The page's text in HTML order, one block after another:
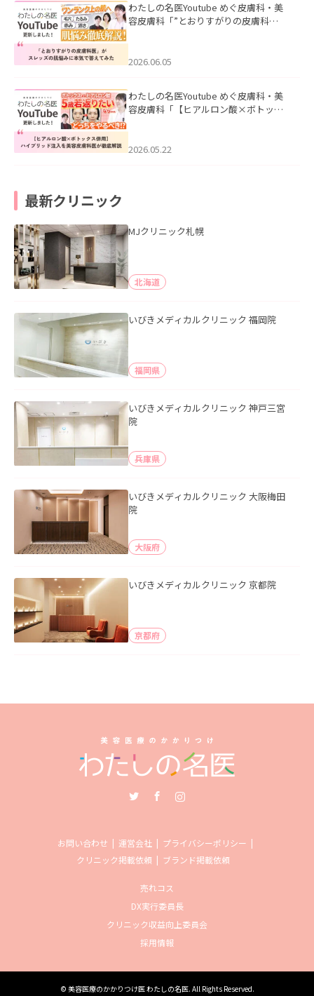
わたしの名医Youtube めぐ皮膚科・美
容皮膚科「”とおりすがりの皮膚科
2026.06.05
わたしの名医Youtube めぐ皮膚科・美
容皮膚科「【ヒアルロン酸×ボトック
た。
2026.05.22
最新クリニック
MJクリニック札幌
北海道
いびきメディカルクリニック 福岡院
福岡県
いびきメディカルクリニック 神戸三宮
院
兵庫県
いびきメディカルクリニック 大阪梅田
院
大阪府
いびきメディカルクリニック 京都院
京都府
お問い合わせ 運営会社
プライバシーポリシー
クリニック掲載依頼
ブランド掲載依頼
売れコス
DX実行委員長
クリニック収益向上委員会
採用情報
© 美容医療のかかりつけ医 わたしの名医. All Rights Reserved.